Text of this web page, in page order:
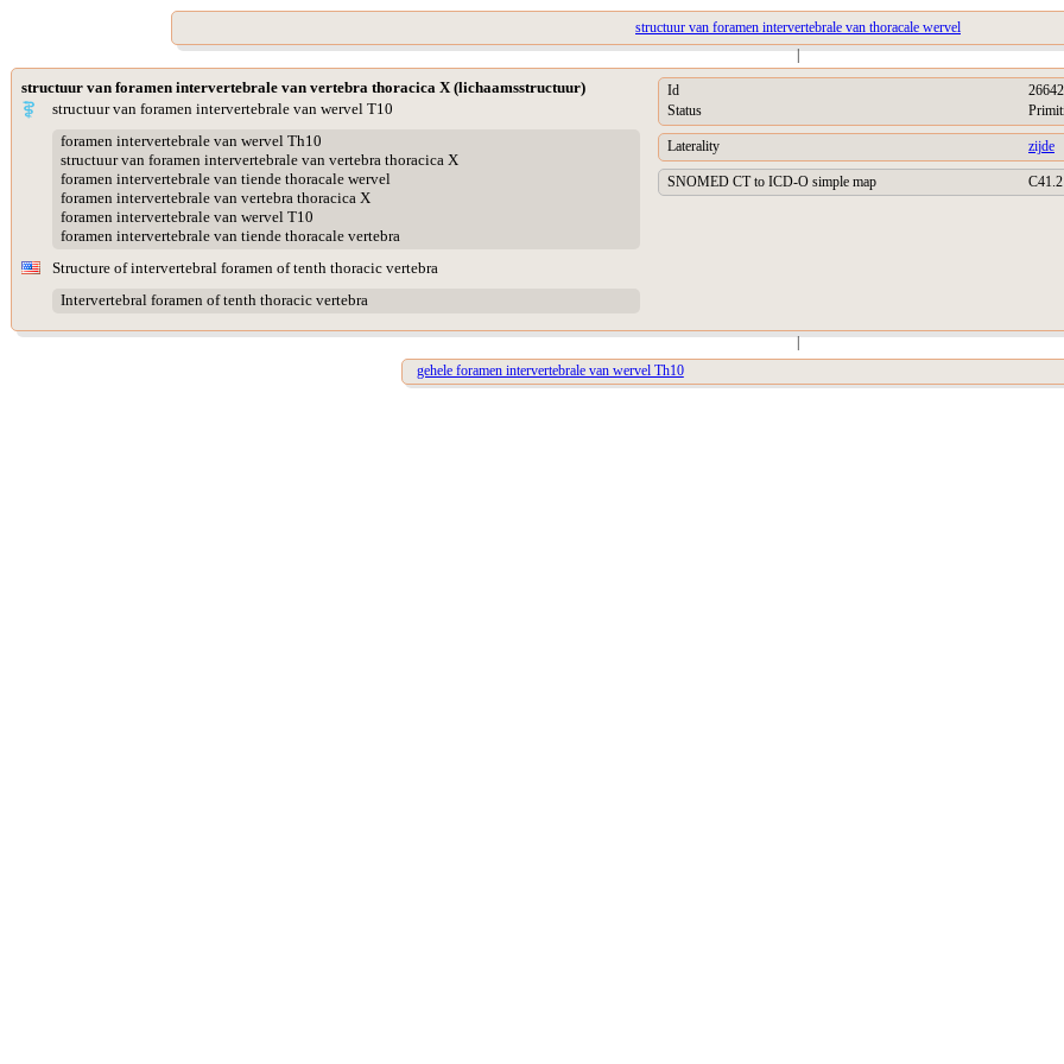
structuur van foramen intervertebrale van thoracale wervel
|
structuur van foramen intervertebrale van vertebra thoracica X (lichaamsstructuur)
structuur van foramen intervertebrale van wervel T10
foramen intervertebrale van wervel Th10
structuur van foramen intervertebrale van vertebra thoracica X
foramen intervertebrale van tiende thoracale wervel
foramen intervertebrale van vertebra thoracica X
foramen intervertebrale van wervel T10
foramen intervertebrale van tiende thoracale vertebra
Structure of intervertebral foramen of tenth thoracic vertebra
Intervertebral foramen of tenth thoracic vertebra
Id
Status
Laterality zijde
SNOMED CT to ICD-O simple map C41.2
|
gehele foramen intervertebrale van wervel Th10